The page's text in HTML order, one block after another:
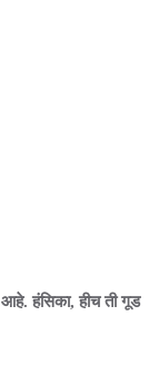
हंसिका, हीच ती गूड